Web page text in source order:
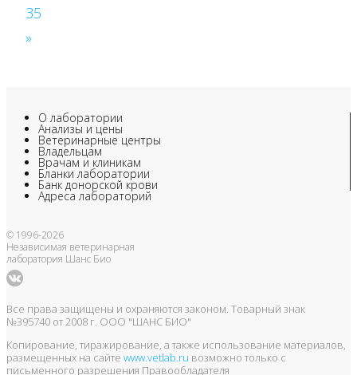
35
»
О лаборатории
Анализы и цены
Ветеринарные центры
Владельцам
Врачам и клиникам
Бланки лаборатории
Банк донорской крови
Адреса лабораторий
© 1996-2026
Независимая ветеринарная
лаборатория Шанс Био
Все права защищены и охраняются законом. Товарный знак
№395740 от 2008 г. ООО "ШАНС БИО"
Копирование, тиражирование, а также использование материалов,
размещенных на сайте www.vetlab.ru возможно только с
письменного разрешения Правообладателя